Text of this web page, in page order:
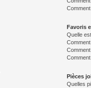
Favoris
Quelle
Pièces
Quelles